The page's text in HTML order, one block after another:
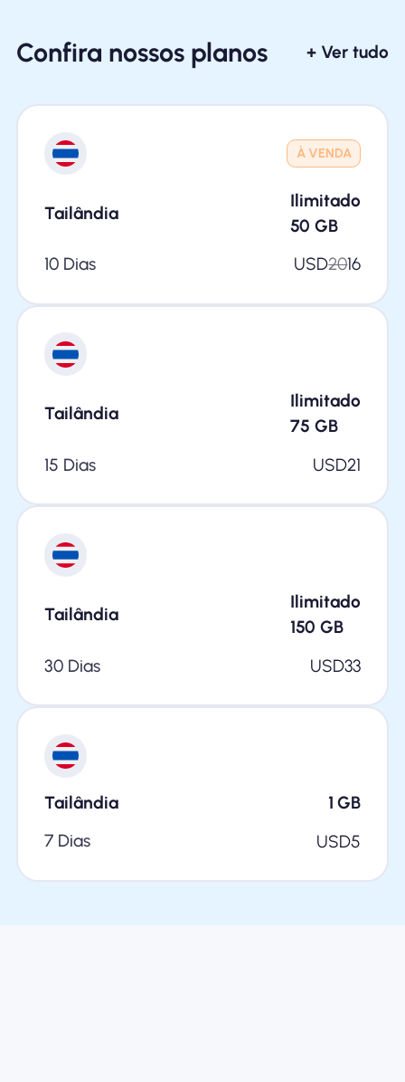
Confira nossos planos + Ver tudo
À VENDA
Tailândia
Ilimitado
50 GB
10 Dias
USD2016
Tailândia
Ilimitado
75 GB
15 Dias
USD21
Tailândia
Ilimitado
150 GB
30 Dias
USD33
Tailândia 1 GB
7 Dias
USD5